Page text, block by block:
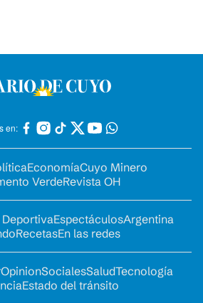
en:
EconomíaCuyo Minero
VerdeRevista OH
EspectáculosArgentina
RecetasEn las redes
OpinionSocialesSaludTecnología
Estado del tránsito